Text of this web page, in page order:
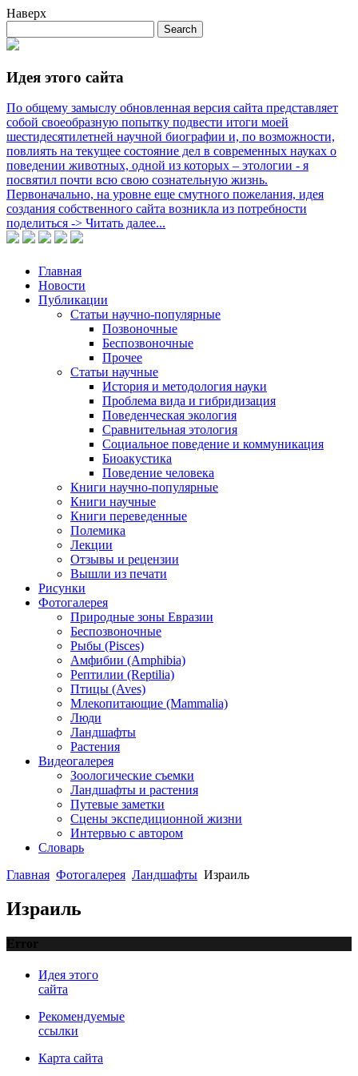
Наверх
Идея этого сайта
По общему замыслу обновленная версия сайта представляет
собой своеобразную попытку подвести итоги моей
шестидесятилетней научной биографии и, по возможности,
повлиять на текущее состояние дел в современных науках о
поведении животных, одной из которых – этологии - я
посвятил почти всю свою сознательную жизнь.
Первоначально, на уровне еще смутного пожелания, идея
создания собственного сайта возникла из потребности
поделиться -> Читать далее...
Главная
Новости
Публикации
Статьи научно-популярные
Позвоночные
Беспозвоночные
Прочее
Статьи научные
История и методология науки
Проблема вида и гибридизация
Поведенческая экология
Сравнительная этология
Социальное поведение и коммуникация
Биоакустика
Поведение человека
Книги научно-популярные
Книги научные
Книги переведенные
Полемика
Лекции
Отзывы и рецензии
Вышли из печати
Рисунки
Фотогалерея
Природные зоны Евразии
Беспозвоночные
Рыбы (Pisces)
Амфибии (Amphibia)
Рептилии (Reptilia)
Птицы (Aves)
Млекопитающие (Mammalia)
Люди
Ландшафты
Растения
Видеогалерея
Зоологические съемки
Ландшафты и растения
Путевые заметки
Сцены экспедиционной жизни
Интервью с автором
Словарь
Главная Фотогалерея Ландшафты Израиль
Израиль
Error
Идея этого
сайта
Рекомендуемые
ссылки
Карта сайта